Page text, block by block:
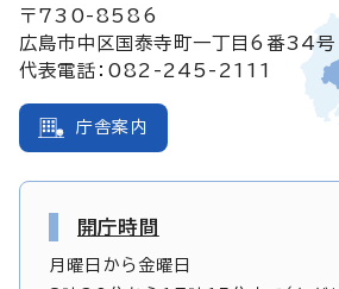
〒730-8586
広島市中区国泰寺町一丁目6番34号
代表電話：082-245-2111
庁舎案内
開庁時間
月曜日から金曜日